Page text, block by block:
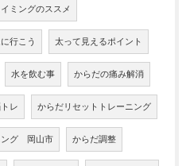
ミングのススメ
行こう 太って見えるポイント
水を飲む事 からだの痛み解消
レ からだリセットトレーニング
ング 岡山市 からだ調整